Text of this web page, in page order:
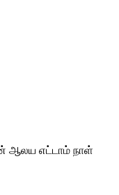
ஆலய எட்டாம் நாள்